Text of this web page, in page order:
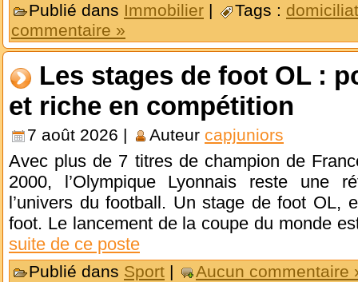
Publié dans Immobilier | Tags :
commentaire »
Les stages de foot OL :
et riche en compétition
7 août 2026 | Auteur capjuniors
Avec plus de 7 titres de champion de
2000, l’Olympique Lyonnais reste une
l’univers du football. Un stage de foot OL,
foot. Le lancement de la coupe du monde
suite de ce poste
Publié dans Sport | Aucun commentaire